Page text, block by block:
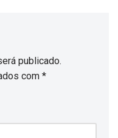
publicado.
com *